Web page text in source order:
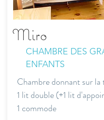
Miro
CHAMBRE DES
ENFANTS
Chambre donnant sur la
1 lit double (+1 lit
1 commode